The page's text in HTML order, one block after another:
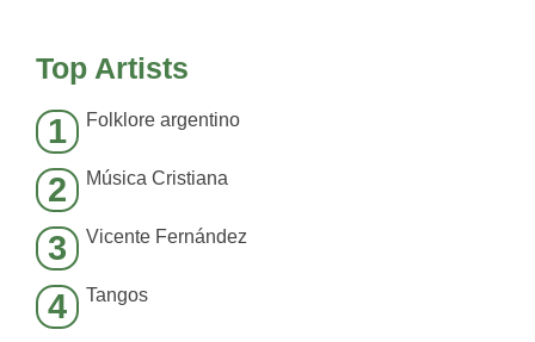
Top Artists
1 Folklore argentino
2 Música Cristiana
3 Vicente Fernández
4 Tangos